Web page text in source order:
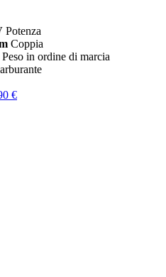
Potenza
Coppia
Peso in ordine di marcia
€